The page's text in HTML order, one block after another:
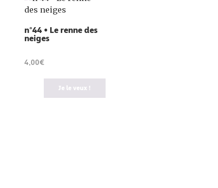
n°44 • Le renne des
neiges
4,00€
Je le veux !